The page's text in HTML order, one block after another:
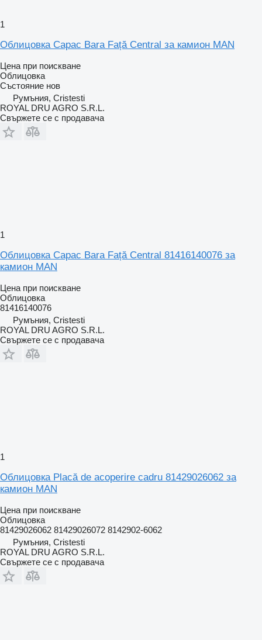
1
Облицовка Capac Bara Față Central за камион MAN
Цена при поискване
Облицовка
Състояние нов
Румъния, Cristesti
ROYAL DRU AGRO S.R.L.
Свържете се с продавача
1
Облицовка Capac Bara Față Central 81416140076 за
камион MAN
Цена при поискване
Облицовка
81416140076
Румъния, Cristesti
ROYAL DRU AGRO S.R.L.
Свържете се с продавача
1
Облицовка Placă de acoperire cadru 81429026062 за
камион MAN
Цена при поискване
Облицовка
81429026062 81429026072 8142902-6062
Румъния, Cristesti
ROYAL DRU AGRO S.R.L.
Свържете се с продавача